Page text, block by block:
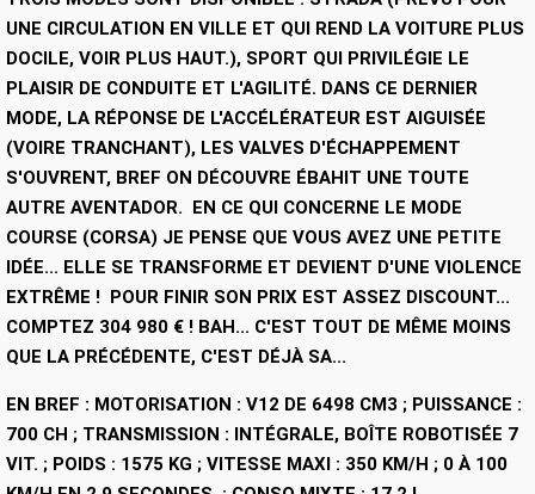
UNE CIRCULATION EN VILLE ET QUI REND LA VOITURE PLUS
DOCILE, VOIR PLUS HAUT.), SPORT QUI PRIVILÉGIE LE
PLAISIR DE CONDUITE ET L'AGILITÉ. DANS CE DERNIER
MODE, LA RÉPONSE DE L'ACCÉLÉRATEUR EST AIGUISÉE
(VOIRE TRANCHANT), LES VALVES D'ÉCHAPPEMENT
S'OUVRENT, BREF ON DÉCOUVRE ÉBAHIT UNE TOUTE
AUTRE AVENTADOR. EN CE QUI CONCERNE LE MODE
COURSE (CORSA) JE PENSE QUE VOUS AVEZ UNE PETITE
IDÉE... ELLE SE TRANSFORME ET DEVIENT D'UNE VIOLENCE
EXTRÊME ! POUR FINIR SON PRIX EST ASSEZ DISCOUNT...
COMPTEZ 304 980 € ! BAH... C'EST TOUT DE MÊME MOINS
QUE LA PRÉCÉDENTE, C'EST DÉJÀ SA...
EN BREF : MOTORISATION : V12 DE 6498 CM3 ; PUISSANCE :
700 CH ; TRANSMISSION : INTÉGRALE, BOÎTE ROBOTISÉE 7
VIT. ; POIDS : 1575 KG ; VITESSE MAXI : 350 KM/H ; 0 À 100